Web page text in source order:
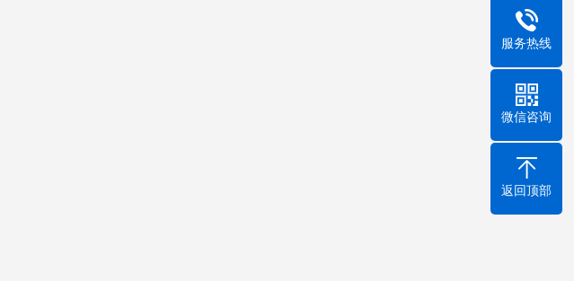
服务热线
微信咨询
返回顶部